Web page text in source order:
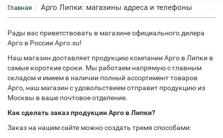
Главная Арго Липки: магазины адреса и телефоны
Рады вас приветствовать в магазине официального дилера
Арго в России Арго.su!
Наш магазин доставляет продукцию компании Арго в Липки в
самые короткие сроки. Мы работаем напрямую с главным
складом и имеем в наличии полный ассортимент товаров
Арго, наш магазин с удовольствием отправит продукцию из
Москвы в ваше почтовое отделение.
Как сделать заказ продукции Арго в Липки?
Заказ на нашем сайте можно создать тремя способами: